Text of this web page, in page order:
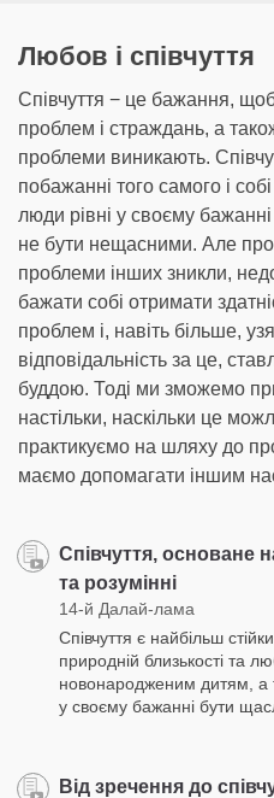
Любов і співчуття
Співчуття − це бажання, щоб
проблем і страждань, а
проблеми виникають.
побажанні того самого і
люди рівні у своєму
не бути нещасними. Але
проблеми інших зникли,
бажати собі отримати
проблем і, навіть більше,
відповідальність за це,
буддою. Тоді ми зможемо
настільки, наскільки це
практикуємо на шляху до
маємо допомагати іншим
Співчуття, основане
та розумінні
14-й Далай-лама
Співчуття є найбільш
природній близькості та
новонародженим дитям, а
у своєму бажанні бути
Від зречення до